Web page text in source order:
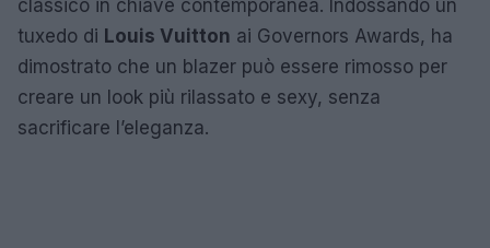
classico in chiave contemporanea. Indossando un
tuxedo di Louis Vuitton ai Governors Awards, ha
dimostrato che un blazer può essere rimosso per
creare un look più rilassato e sexy, senza
sacrificare l’eleganza.